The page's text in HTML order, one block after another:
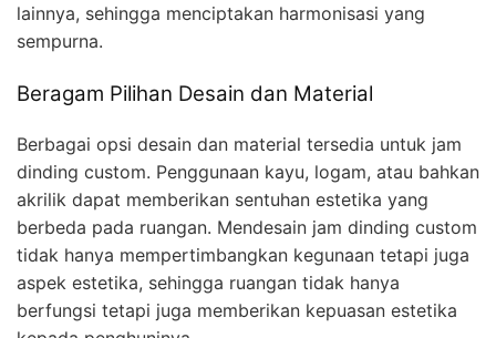
lainnya, sehingga menciptakan harmonisasi yang
sempurna.
Beragam Pilihan Desain dan Material
Berbagai opsi desain dan material tersedia untuk jam
dinding custom. Penggunaan kayu, logam, atau bahkan
akrilik dapat memberikan sentuhan estetika yang
berbeda pada ruangan. Mendesain jam dinding custom
tidak hanya mempertimbangkan kegunaan tetapi juga
aspek estetika, sehingga ruangan tidak hanya
berfungsi tetapi juga memberikan kepuasan estetika